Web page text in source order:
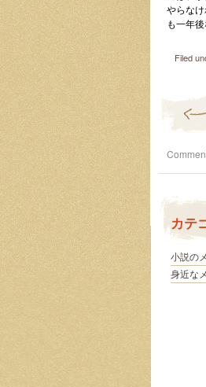
やらな
も一年
Filed
カテ
小説の
身近な